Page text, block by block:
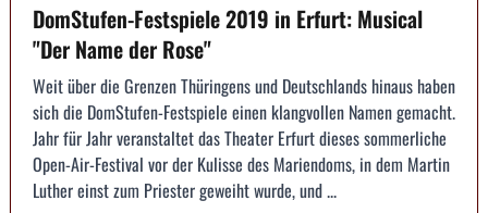
DomStufen-Festspiele 2019 in Erfurt: Musical
"Der Name der Rose"
Weit über die Grenzen Thüringens und Deutschlands hinaus haben
sich die DomStufen-Festspiele einen klangvollen Namen gemacht.
Jahr für Jahr veranstaltet das Theater Erfurt dieses sommerliche
Open-Air-Festival vor der Kulisse des Mariendoms, in dem Martin
Luther einst zum Priester geweiht wurde, und ...